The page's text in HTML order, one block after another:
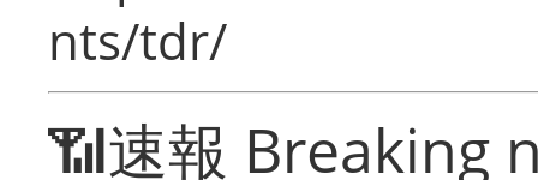
nts/tdr/
📶速報 Breaking